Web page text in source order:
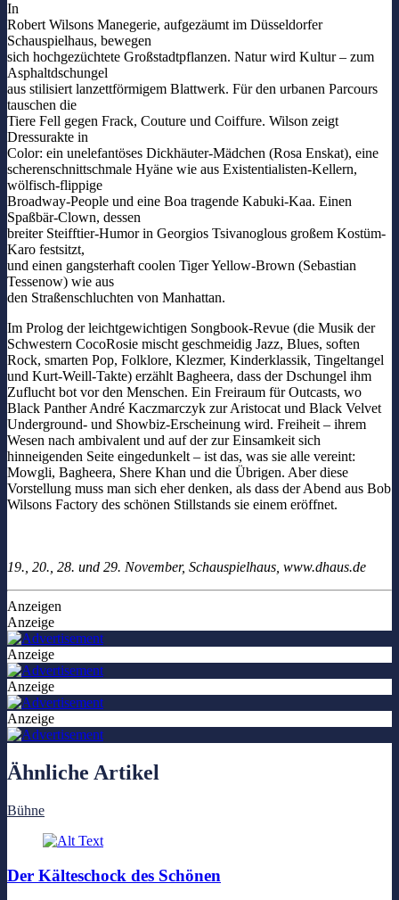
In
Robert Wilsons Manegerie, aufgezäumt im Düsseldorfer
Schauspielhaus, bewegen
sich hochgezüchtete Großstadtpflanzen. Natur wird Kultur – zum
Asphaltdschungel
aus stilisiert lanzettförmigem Blattwerk. Für den urbanen Parcours
tauschen die
Tiere Fell gegen Frack, Couture und Coiffure. Wilson zeigt
Dressurakte in
Color: ein unelefantöses Dickhäuter-Mädchen (Rosa Enskat), eine
scherenschnittschmale Hyäne wie aus Existentialisten-Kellern,
wölfisch-flippige
Broadway-People und eine Boa tragende Kabuki-Kaa. Einen
Spaßbär-Clown, dessen
breiter Steifftier-Humor in Georgios Tsivanoglous großem Kostüm-
Karo festsitzt,
und einen gangsterhaft coolen Tiger Yellow-Brown (Sebastian
Tessenow) wie aus
den Straßenschluchten von Manhattan.
Im Prolog der leichtgewichtigen Songbook-Revue (die Musik der
Schwestern CocoRosie mischt geschmeidig Jazz, Blues, soften
Rock, smarten Pop, Folklore, Klezmer, Kinderklassik, Tingeltangel
und Kurt-Weill-Takte) erzählt Bagheera, dass der Dschungel ihm
Zuflucht bot vor den Menschen. Ein Freiraum für Outcasts, wo
Black Panther André Kaczmarczyk zur Aristocat und Black Velvet
Underground- und Showbiz-Erscheinung wird. Freiheit – ihrem
Wesen nach ambivalent und auf der zur Einsamkeit sich
hinneigenden Seite eingedunkelt – ist das, was sie alle vereint:
Mowgli, Bagheera, Shere Khan und die Übrigen. Aber diese
Vorstellung muss man sich eher denken, als dass der Abend aus Bob
Wilsons Factory des schönen Stillstands sie einem eröffnet.
19., 20., 28. und 29. November, Schauspielhaus, www.dhaus.de
Anzeigen
Anzeige
Anzeige
Anzeige
Anzeige
Ähnliche Artikel
Bühne
Der Kälteschock des Schönen